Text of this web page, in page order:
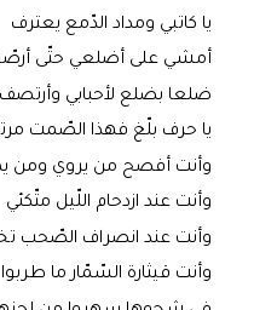
يا كاتبي ومداد الدّمع يعترف
أمشي على أضلعي حتّى
ضلعا بضلع لأحبابي وأرتصف
يا حرف بلّغ فهذا الصّمت
وأنت أفصح من يروي ومن
وأنت عند ازدحام اللّيل متّكئي
وأنت عند انصراف الصّحب
وأنت قيثارة السّمّار ما طربوا